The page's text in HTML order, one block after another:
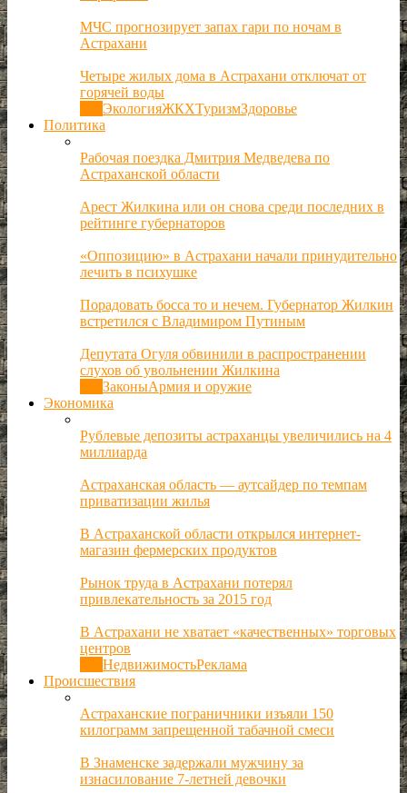
МЧС прогнозирует запах гари по ночам в
Астрахани
Четыре жилых дома в Астрахани отключат от
горячей воды
ЭкологияЖКХТуризмЗдоровье
Политика
Рабочая поездка Дмитрия Медведева по
Астраханской области
Арест Жилкина или он снова среди последних в
рейтинге губернаторов
«Оппозицию» в Астрахани начали принудительно
лечить в психушке
Порадовать босса то и нечем. Губернатор Жилкин
встретился с Владимиром Путиным
Депутата Огуля обвинили в распространении
слухов об увольнении Жилкина
ЗаконыАрмия и оружие
Экономика
Рублевые депозиты астраханцы увеличились на 4
миллиарда
Астраханская область — аутсайдер по темпам
приватизации жилья
В Астраханской области открылся интернет-
магазин фермерских продуктов
Рынок труда в Астрахани потерял
привлекательность за 2015 год
В Астрахани не хватает «качественных» торговых
центров
НедвижимостьРеклама
Происшествия
Астраханские пограничники изъяли 150
килограмм запрещенной табачной смеси
В Знаменске задержали мужчину за
изнасилование 7-летней девочки